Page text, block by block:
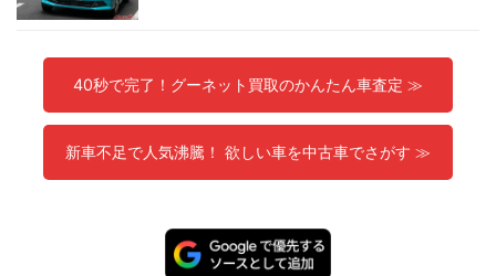
40秒で完了！グーネット買取のかんたん車査定 ≫
新車不足で人気沸騰！ 欲しい車を中古車でさがす ≫